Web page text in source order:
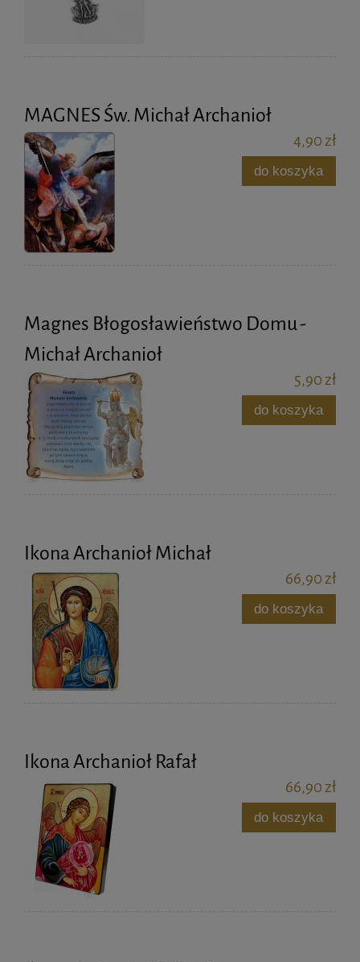
MAGNES Św. Michał Archanioł
4,90 zł
do koszyka
Magnes Błogosławieństwo Domu -
Michał Archanioł
5,90 zł
do koszyka
Ikona Archanioł Michał
66,90 zł
do koszyka
Ikona Archanioł Rafał
66,90 zł
do koszyka